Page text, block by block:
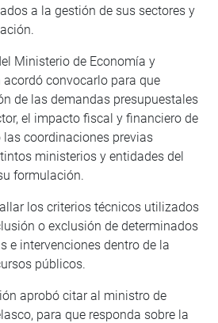
a la gestión de sus sectores y
Ministerio de Economía y
convocarlo para que
de las demandas presupuestales
el impacto fiscal y financiero de
coordinaciones previas
ministerios y entidades del
formulación.
los criterios técnicos utilizados
o exclusión de determinados
e intervenciones dentro de la
públicos.
aprobó citar al ministro de
para que responda sobre la